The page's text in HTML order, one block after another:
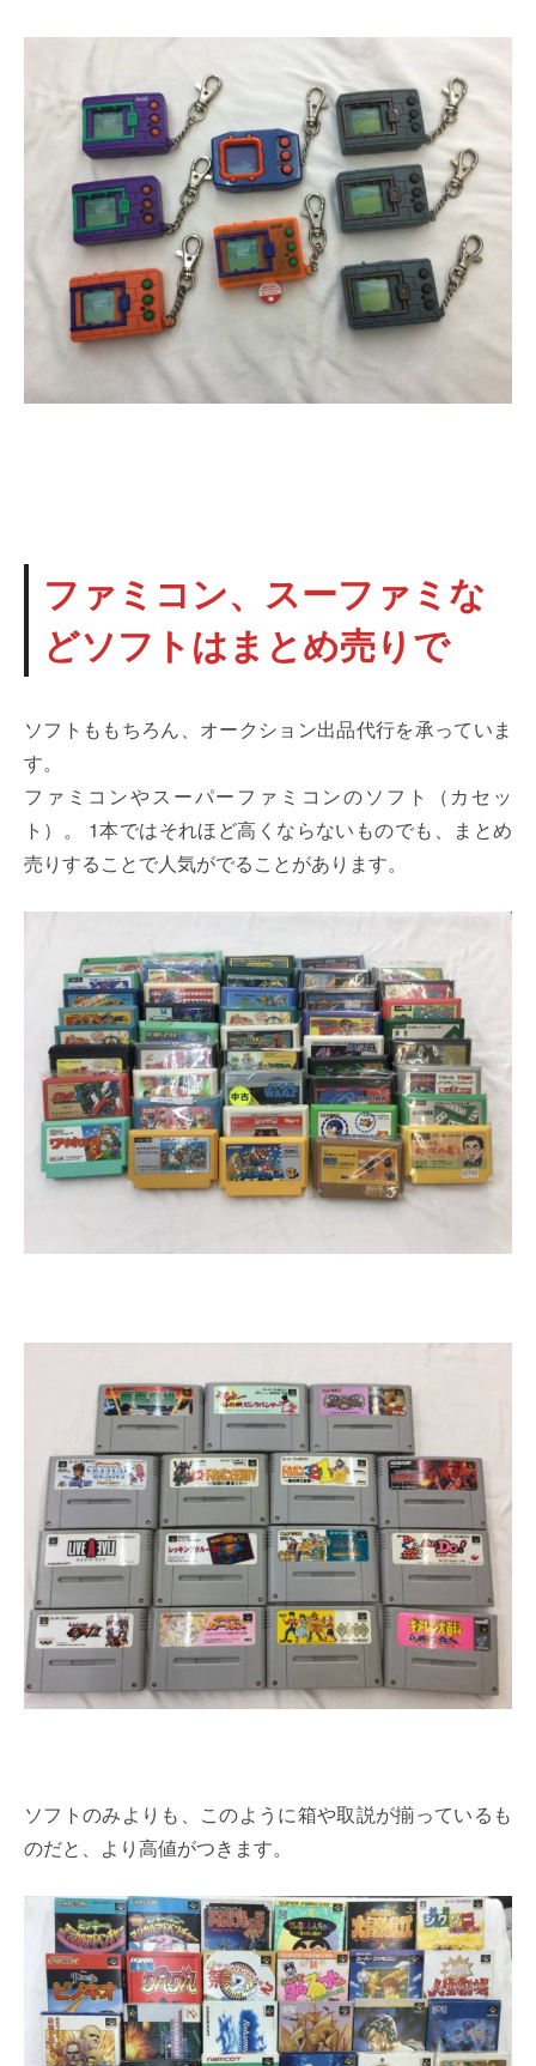
ファミコン、スーファミな
どソフトはまとめ売りで
ソフトももちろん、オークション出品代行を承っていま
す。
ファミコンやスーパーファミコンのソフト（カセッ
ト）。 1本ではそれほど高くならないものでも、まとめ
売りすることで人気がでることがあります。
ソフトのみよりも、このように箱や取説が揃っているも
のだと、より高値がつきます。